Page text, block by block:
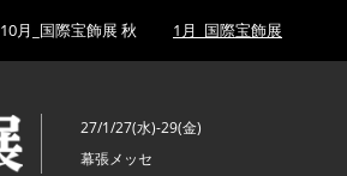
10月_国際宝飾展 秋 1月_国際宝飾展
27/1/27(水)-29(金)
幕張メッセ